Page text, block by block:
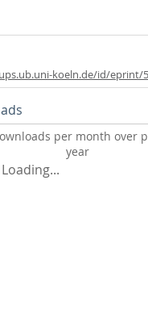
koeln.de/id/eprint/
per month over
year
Loading...